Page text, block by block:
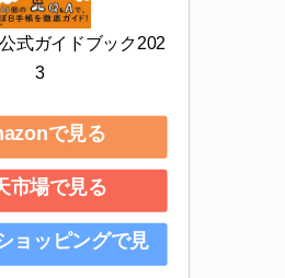
式ガイドブック202
3
で見る
市場で見る
ョッピングで見